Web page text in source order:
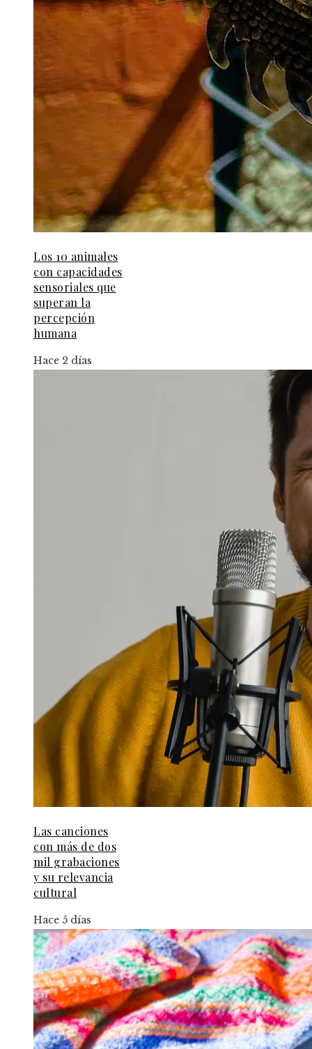
Los 10 animales
con capacidades
sensoriales que
superan la
percepción
humana
Hace 2 días
Las canciones
con más de dos
mil grabaciones
y su relevancia
cultural
Hace 5 días